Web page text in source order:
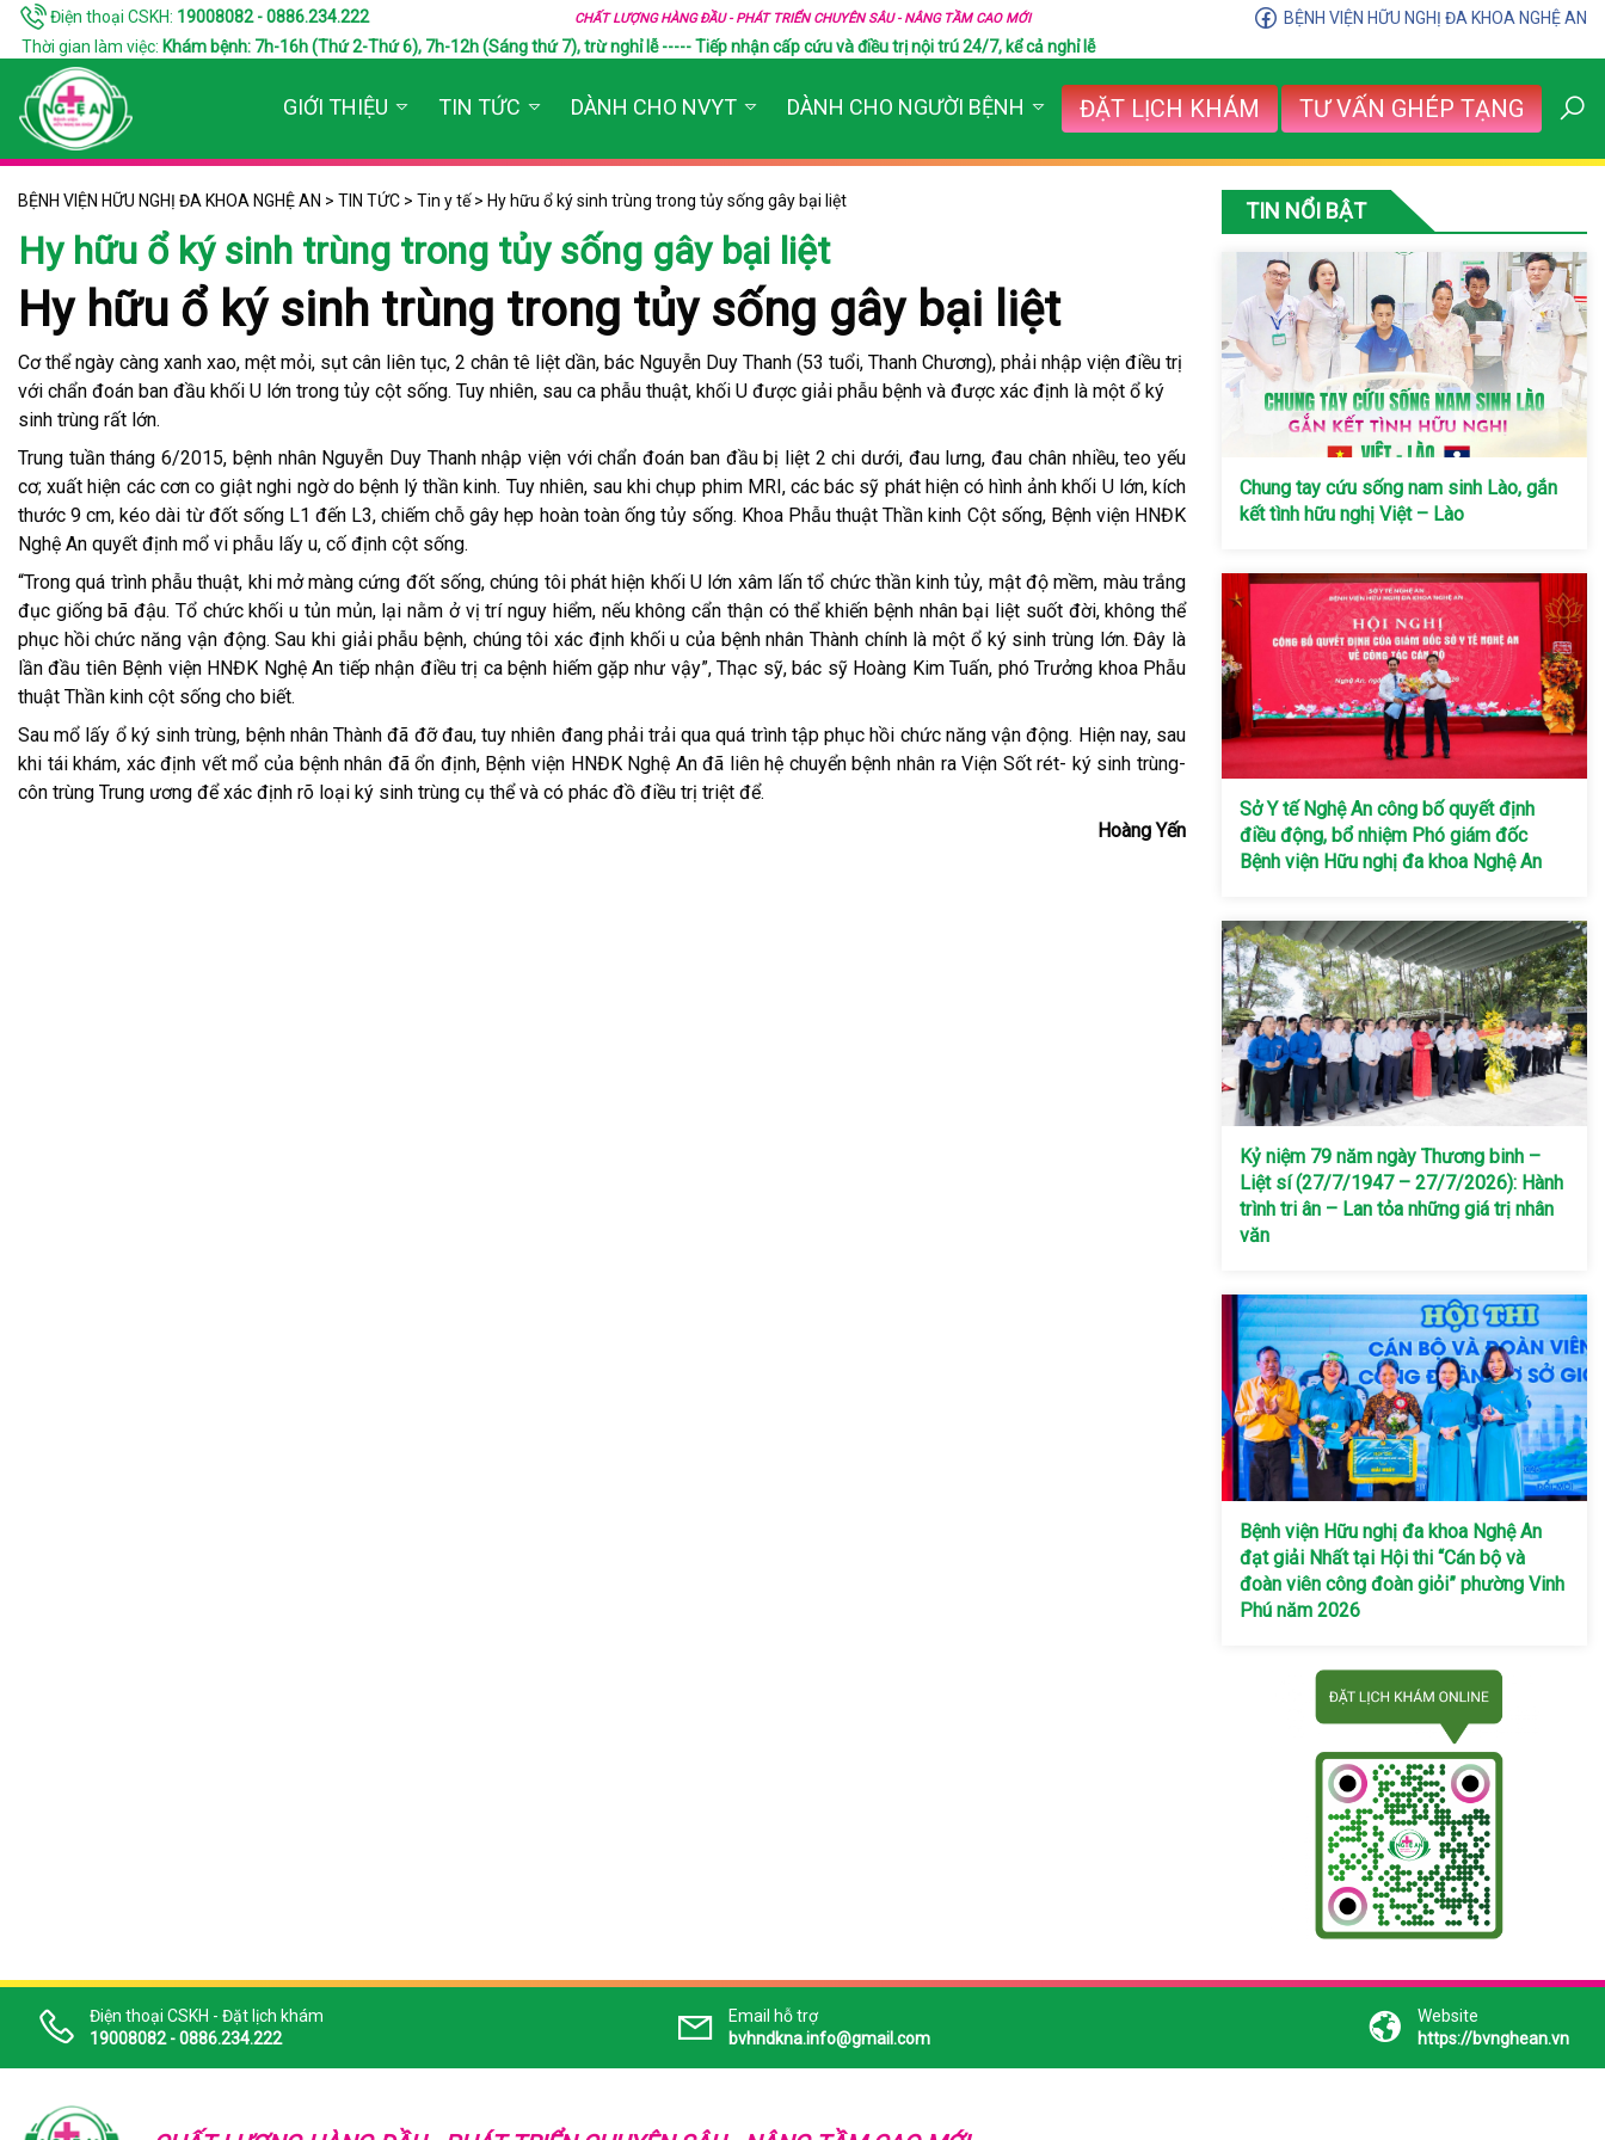
Điện thoại CSKH: 19008082 - 0886.234.222 CHẤT LƯỢNG HÀNG ĐẦU - PHÁT TRIỂN CHUYÊN SÂU - NÂNG TẦM CAO MỚI
BỆNH VIỆN HỮU NGHỊ ĐA KHOA NGHỆ AN
Thời gian làm việc: Khám bệnh: 7h-16h (Thứ 2-Thứ 6), 7h-12h (Sáng thứ 7), trừ nghỉ lễ ----- Tiếp nhận cấp cứu và điều trị nội trú 24/7, kể cả nghỉ lễ
GIỚI THIỆU TIN TỨC DÀNH CHO NVYT DÀNH CHO NGƯỜI BỆNH ĐẶT LỊCH KHÁM TƯ VẤN GHÉP TẠNG
BỆNH VIỆN HỮU NGHỊ ĐA KHOA NGHỆ AN > TIN TỨC > Tin y tế> Hy hữu ổ ký sinh trùng trong tủy sống gây bại liệt
Hy hữu ổ ký sinh trùng trong tủy sống gây bại liệt
Hy hữu ổ ký sinh trùng trong tủy sống gây bại liệt
Cơ thể ngày càng xanh xao, mệt mỏi, sụt cân liên tục, 2 chân tê liệt dần, bác Nguyễn Duy Thanh (53 tuổi, Thanh Chương), phải nhập viện điều trị
với chẩn đoán ban đầu khối U lớn trong tủy cột sống. Tuy nhiên, sau ca phẫu thuật, khối U được giải phẫu bệnh và được xác định là một ổ ký
sinh trùng rất lớn.
Trung tuần tháng 6/2015, bệnh nhân Nguyễn Duy Thanh nhập viện với chẩn đoán ban đầu bị liệt 2 chi dưới, đau lưng, đau chân nhiều, teo yếu
cơ; xuất hiện các cơn co giật nghi ngờ do bệnh lý thần kinh. Tuy nhiên, sau khi chụp phim MRI, các bác sỹ phát hiện có hình ảnh khối U lớn, kích
thước 9 cm, kéo dài từ đốt sống L1 đến L3, chiếm chỗ gây hẹp hoàn toàn ống tủy sống. Khoa Phẫu thuật Thần kinh Cột sống, Bệnh viện HNĐK
Nghệ An quyết định mổ vi phẫu lấy u, cố định cột sống.
“Trong quá trình phẫu thuật, khi mở màng cứng đốt sống, chúng tôi phát hiện khối U lớn xâm lấn tổ chức thần kinh tủy, mật độ mềm, màu trắng
đục giống bã đậu. Tổ chức khối u tủn mủn, lại nằm ở vị trí nguy hiểm, nếu không cẩn thận có thể khiến bệnh nhân bại liệt suốt đời, không thể
phục hồi chức năng vận động. Sau khi giải phẫu bệnh, chúng tôi xác định khối u của bệnh nhân Thành chính là một ổ ký sinh trùng lớn. Đây là
lần đầu tiên Bệnh viện HNĐK Nghệ An tiếp nhận điều trị ca bệnh hiếm gặp như vậy”, Thạc sỹ, bác sỹ Hoàng Kim Tuấn, phó Trưởng khoa Phẫu
thuật Thần kinh cột sống cho biết.
Sau mổ lấy ổ ký sinh trùng, bệnh nhân Thành đã đỡ đau, tuy nhiên đang phải trải qua quá trình tập phục hồi chức năng vận động. Hiện nay, sau
khi tái khám, xác định vết mổ của bệnh nhân đã ổn định, Bệnh viện HNĐK Nghệ An đã liên hệ chuyển bệnh nhân ra Viện Sốt rét- ký sinh trùng-
côn trùng Trung ương để xác định rõ loại ký sinh trùng cụ thể và có phác đồ điều trị triệt để.
Hoàng Yến
TIN NỔI BẬT
Chung tay cứu sống nam sinh Lào, gắn
kết tình hữu nghị Việt – Lào
Sở Y tế Nghệ An công bố quyết định
điều động, bổ nhiệm Phó giám đốc
Bệnh viện Hữu nghị đa khoa Nghệ An
Kỷ niệm 79 năm ngày Thương binh –
Liệt sí (27/7/1947 – 27/7/2026): Hành
trình tri ân – Lan tỏa những giá trị nhân
văn
Bệnh viện Hữu nghị đa khoa Nghệ An
đạt giải Nhất tại Hội thi “Cán bộ và
đoàn viên công đoàn giỏi” phường Vinh
Phú năm 2026
Điện thoại CSKH - Đặt lịch khám
19008082 - 0886.234.222
Email hỗ trợ
bvhndkna.info@gmail.com
Website
https://bvnghean.vn